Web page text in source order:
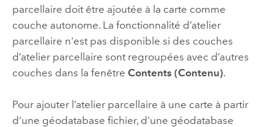
parcellaire doit être ajoutée à la carte comme
couche autonome. La fonctionnalité d’atelier
parcellaire n'est pas disponible si des couches
d’atelier parcellaire sont regroupées avec d’autres
couches dans la fenêtre Contents (Contenu).
Pour ajouter l’atelier parcellaire à une carte à partir
d’une géodatabase fichier, d'une géodatabase